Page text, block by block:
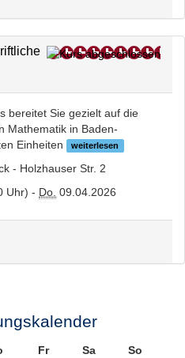
bereitet Sie gezielt auf die
Mathematik in Baden-
Einheiten
weiterlesen
- Holzhauser Str. 2
Uhr) - Do. 09.04.2026
Fr Sa
So